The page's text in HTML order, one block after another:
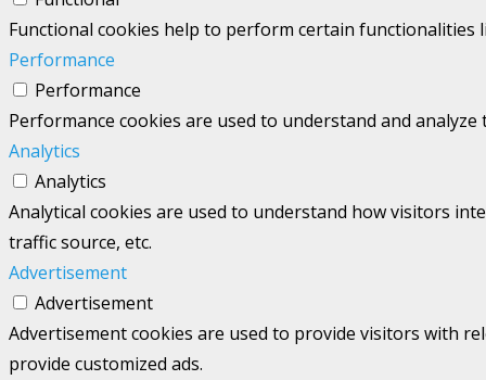
Functional cookies help to perform certain
Performance
Performance
Performance cookies are used to understand and
Analytics
Analytics
Analytical cookies are used to understand how visitors
traffic source, etc.
Advertisement
Advertisement
Advertisement cookies are used to provide visitors with
provide customized ads.